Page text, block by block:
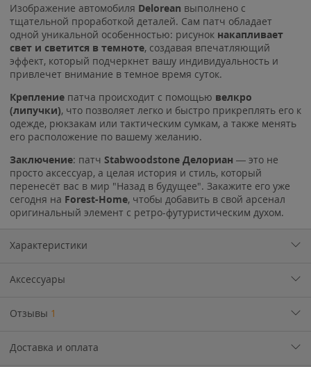
Изображение автомобиля Delorean выполнено с
тщательной проработкой деталей. Сам патч обладает
одной уникальной особенностью: рисунок накапливает
свет и светится в темноте, создавая впечатляющий
эффект, который подчеркнет вашу индивидуальность и
привлечет внимание в темное время суток.
Крепление патча происходит с помощью велкро
(липучки), что позволяет легко и быстро прикреплять его к
одежде, рюкзакам или тактическим сумкам, а также менять
его расположение по вашему желанию.
Заключение: патч Stabwoodstone Делориан — это не
просто аксессуар, а целая история и стиль, который
перенесёт вас в мир "Назад в будущее". Закажите его уже
сегодня на Forest-Home, чтобы добавить в свой арсенал
оригинальный элемент с ретро-футуристическим духом.
Характеристики
Аксессуары
Отзывы 1
Доставка и оплата